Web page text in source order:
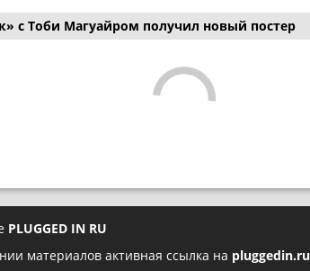
с Тоби Магуайром получил новый постер
PLUGGED IN RU
материалов активная ссылка на pluggedin.ru